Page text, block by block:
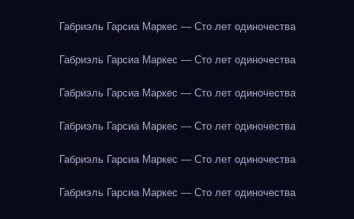
Габриэль Гарсиа Маркес — Сто лет одиночества
Габриэль Гарсиа Маркес — Сто лет одиночества
Габриэль Гарсиа Маркес — Сто лет одиночества
Габриэль Гарсиа Маркес — Сто лет одиночества
Габриэль Гарсиа Маркес — Сто лет одиночества
Габриэль Гарсиа Маркес — Сто лет одиночества